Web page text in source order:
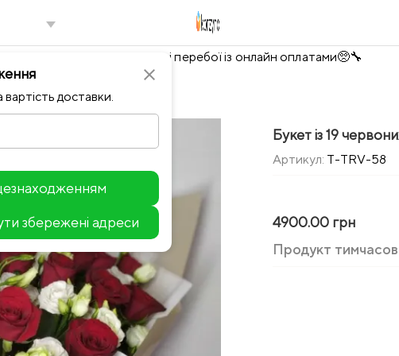
close
доставки.
збережені адреси
Тимчасово можливі перебої із онлайн оплатами🥺🔧
Букет із 19
Артикул: T-TRV-58
4900.00 грн
Продукт